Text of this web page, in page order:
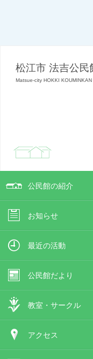
松江市 法吉公民
Matsue-city HOKKI KOUMINKAN
公民館の紹介
お知らせ
最近の活動
公民館だより
教室・サークル
アクセス